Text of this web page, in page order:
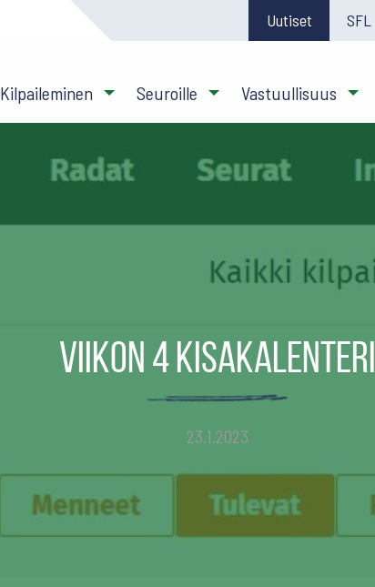
Uutiset SFL
Kilpaileminen Seuroille Vastuullisuus
Viikon 4 kisakalenteri
23.1.2023